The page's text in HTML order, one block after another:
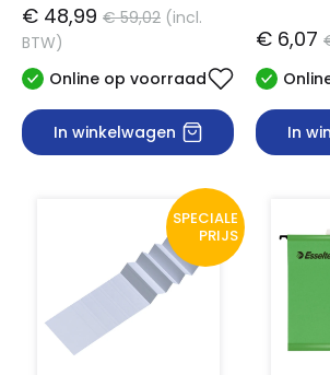
€ 48,99 € 59,02 (incl.
BTW)
Online op voorraad
In winkelwagen
€ 6,07
In
SPECIALE
PRIJS